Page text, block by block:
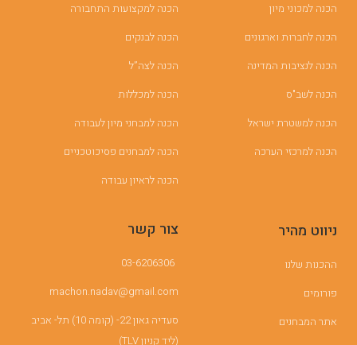
הכנה למכוני מיון
הכנה לחברות וארגונים
הכנה לנציבות המדינה
הכנה לשב"ס
הכנה למשטרת ישראל
הכנה למרכזי הערכה
הכנה למקצועות התחבורה
הכנה לבנקים
הכנה לצה”ל
הכנה למכללות
הכנה למבחני מיון לעבודה
הכנה למבחנים פסיכוטכניים
הכנה לראיון עבודה
ניווט מהיר
ההכנות שלנו
פורומים
אתר המבחנים
צור קשר
03-6206306
machon.nadav@gmail.com
סעדיה גאון 22- (קומה 10) תל- אביב
(ליד קניון TLV)